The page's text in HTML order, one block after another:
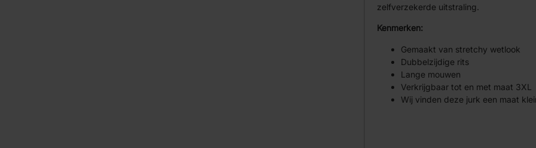
zelfverzekerde uitstraling.
Kenmerken:
Gemaakt van stretchy wetlook
Dubbelzijdige rits
Lange mouwen
Verkrijgbaar tot en met maat 3XL
Wij vinden deze jurk een maat